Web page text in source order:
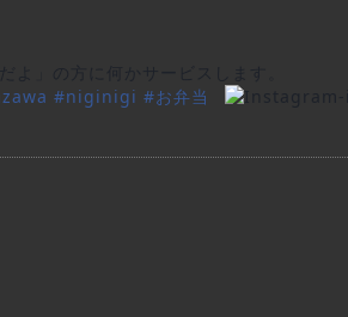
#niginigi #お弁当